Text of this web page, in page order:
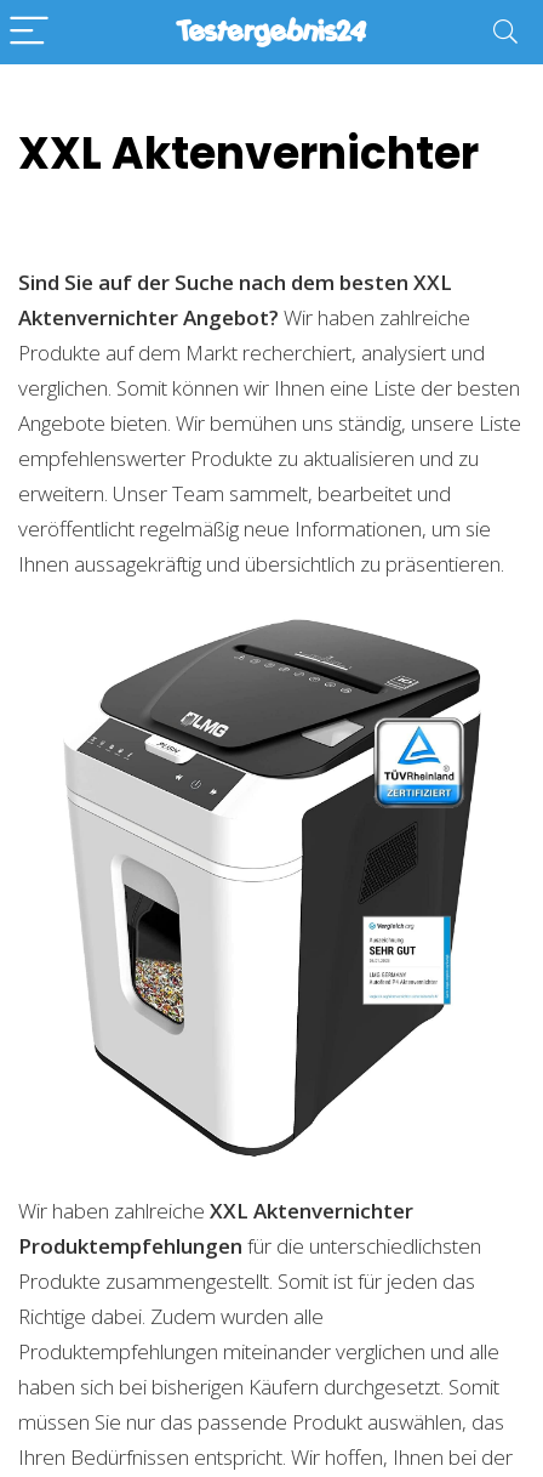
XXL Aktenvernichter
Sind Sie auf der Suche nach dem besten XXL
AktenvernichterAngebot? Wir haben zahlreiche
Produkte auf dem Markt recherchiert, analysiert und
verglichen. Somit können wir Ihnen eine Liste der besten
Angebote bieten. Wir bemühen uns ständig, unsere Liste
empfehlenswerter Produkte zu aktualisieren und zu
erweitern. Unser Team sammelt, bearbeitet und
veröffentlicht regelmäßig neue Informationen, um sie
Ihnen aussagekräftig und übersichtlich zu präsentieren.
Wir haben zahlreiche XXL Aktenvernichter
Produktempfehlungen für die unterschiedlichsten
Produkte zusammengestellt. Somit ist für jeden das
Richtige dabei. Zudem wurden alle
Produktempfehlungen miteinander verglichen und alle
haben sich bei bisherigen Käufern durchgesetzt. Somit
müssen Sie nur das passende Produkt auswählen, das
Ihren Bedürfnissen entspricht. Wir hoffen, Ihnen bei der